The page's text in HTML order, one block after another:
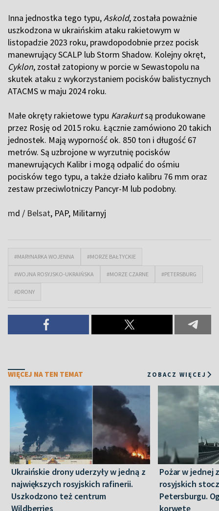
Inna jednostka tego typu,Askold, została poważnie
uszkodzona w ukraińskim ataku rakietowym w
listopadzie 2023 roku, prawdopodobnie przez pocisk
manewrujący SCALP lub Storm Shadow. Kolejny okręt,
Cyklon, został zatopiony w porcie w Sewastopolu na
skutek ataku z wykorzystaniem pocisków balistycznych
ATACMS w maju 2024 roku.
Małe okręty rakietowe typu Karakurtsą produkowane
przez Rosję od 2015 roku. Łącznie zamówiono 20 takich
jednostek. Mają wyporność ok. 850 ton i długość 67
metrów. Są uzbrojone w wyrzutnię pocisków
manewrujących Kalibr i mogą odpalić do ośmiu
pocisków tego typu, a także działo kalibru 76 mm oraz
zestaw przeciwlotniczy Pancyr-M lub podobny.
md / Belsat, PAP, Militarnyj
#MARYNARKA WOJENNA #MORZE BAŁTYCKIE
#WOJNA ROSYJSKO-UKRAIŃSKA #MORZE CZARNE #PETERSBURG
#DRONY
WIĘCEJ NA TEN TEMAT ZOBACZ WIĘCEJ
Ukraińskie drony uderzyły w jedną z
największych rosyjskich rafinerii.
Uszkodzono też centrum
Wildberries
Pożar w jednej
rosyjskich
Petersburgu.
korwetę